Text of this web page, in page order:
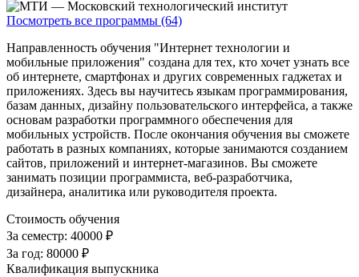
Посмотреть все программы (64)
Направленность обучения "Интернет технологии и
мобильные приложения" создана для тех, кто хочет узнать все
об интернете, смартфонах и других современных гаджетах и
приложениях. Здесь вы научитесь языкам программирования,
базам данных, дизайну пользовательского интерфейса, а также
основам разработки программного обеспечения для
мобильных устройств. После окончания обучения вы сможете
работать в разных компаниях, которые занимаются созданием
сайтов, приложений и интернет-магазинов. Вы сможете
занимать позиции программиста, веб-разработчика,
дизайнера, аналитика или руководителя проекта.
Стоимость обучения
За семестр: 40000 ₽
За год: 80000 ₽
Квалификация выпускника